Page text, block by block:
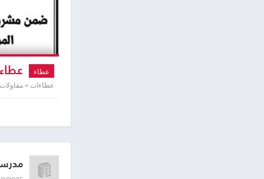
عطاء
المؤسسة
عطاءات »